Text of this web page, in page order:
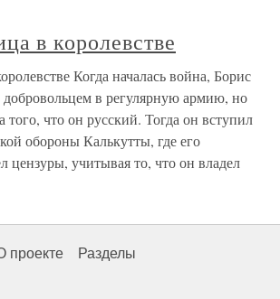
в королевстве
Когда началась война, Борис
в регулярную армию, но
того, что он русский. Тогда он вступил
обороны Калькутты, где его
цензуры, учитывая то, что он владел
проекте Разделы